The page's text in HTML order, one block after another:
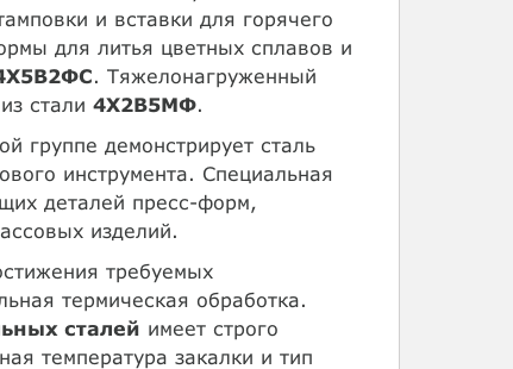
и вставки для горячего
для литья цветных сплавов и
. Тяжелонагруженный
стали 4Х2В5МФ.
группе демонстрирует сталь
инструмента. Специальная
деталей пресс-форм,
изделий.
требуемых
термическая обработка.
сталей имеет строго
температура закалки и тип